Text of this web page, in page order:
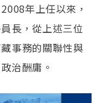
年上任以來，
長，從上述三位
事務的關聯性與
治酬庸。